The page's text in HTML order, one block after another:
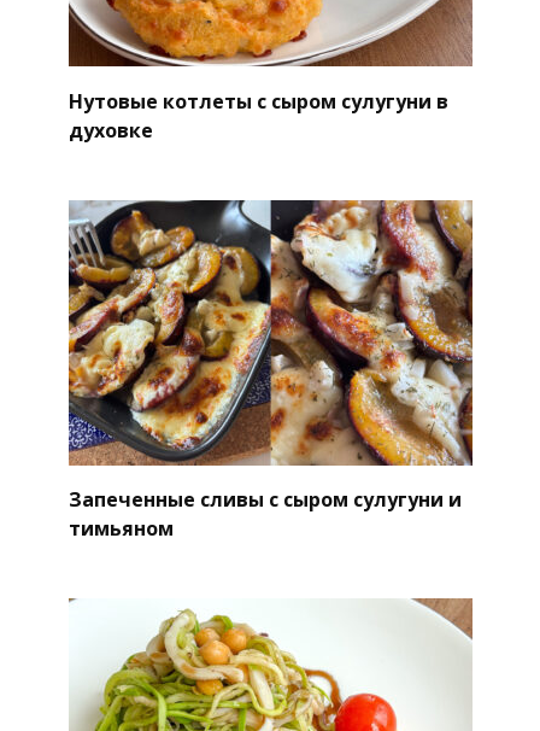
Нутовые котлеты с сыром сулугуни в
духовке
Запеченные сливы с сыром сулугуни и
тимьяном